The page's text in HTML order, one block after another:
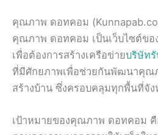
คุณภาพ ดอทคอม
คุณภาพ ดอทคอม เป็นเว็บไซต์ขอ
เพื่อต้องการสร้างเครือข่ายบริษัทรั
ที่มีศักยภาพเพื่อช่วยกันพัฒนาคุณ
สร้างบ้าน ซึ่งครอบคลุมทุกพื้นที่จัง
เป้าหมายของคุณภาพ ดอทคอม คื